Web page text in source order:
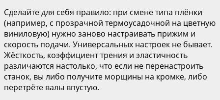
Сделайте для себя правило: при смене типа плёнки
(например, с прозрачной термоусадочной на цветную
виниловую) нужно заново настраивать прижим и
скорость подачи. Универсальных настроек не бывает.
Жёсткость, коэффициент трения и эластичность
различаются настолько, что если не перенастроить
станок, вы либо получите морщины на кромке, либо
перетрёте валы впустую.